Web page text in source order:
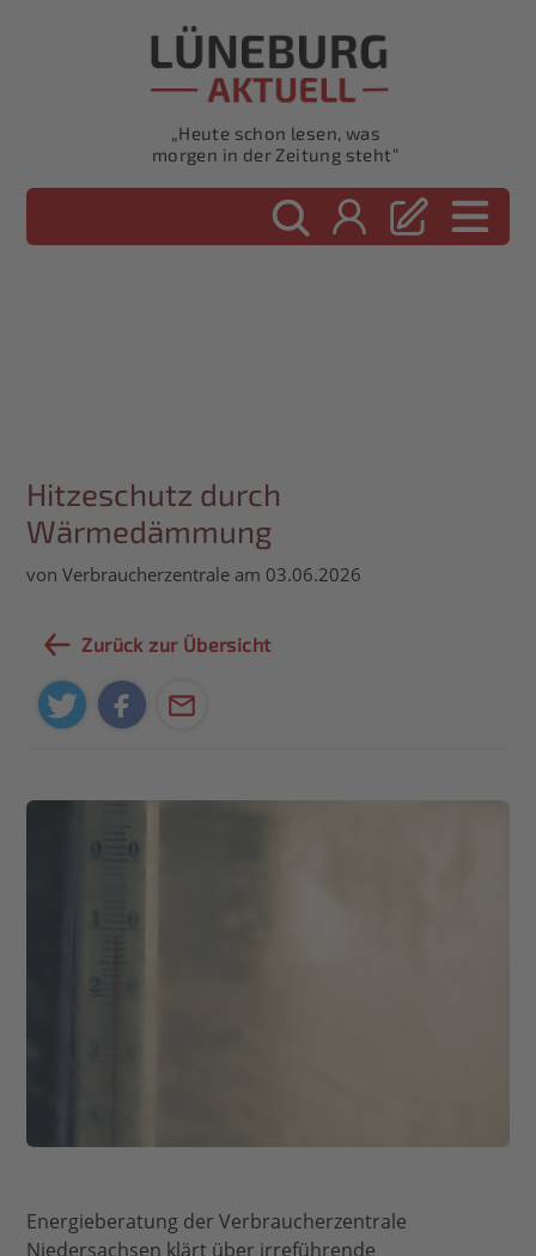
„Heute schon lesen, was
morgen in der Zeitung steht“
Hitzeschutz durch
Wärmedämmung
von Verbraucherzentrale am 03.06.2026
Zurück zur Übersicht
Energieberatung der Verbraucherzentrale
Niedersachsen klärt über irreführende